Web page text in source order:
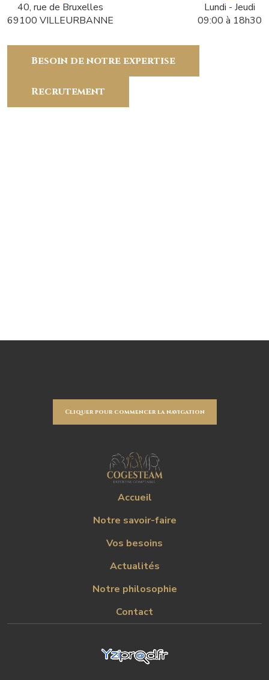
40, rue de Bruxelles
69100 VILLEURBANNE
Lundi - Jeudi
09:00 à 18h30
Besoin de notre expertise
Recrutement
Cliquer pour commencer la navigation
Accueil
Notre savoir-faire
Vos besoins
Actualités
Notre philosophie
Contact